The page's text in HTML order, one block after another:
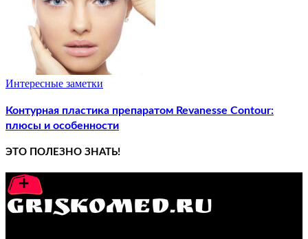
Интересные заметки
Контурная пластика препаратом Revanesse Contour:
плюсы и особенности
ЭТО ПОЛЕЗНО ЗНАТЬ!